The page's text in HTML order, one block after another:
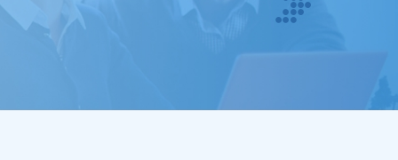
Next